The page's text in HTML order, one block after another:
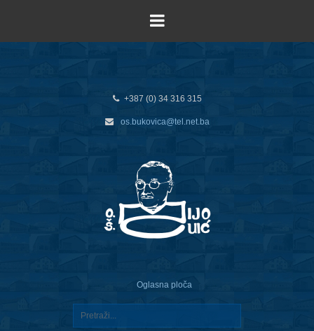
+387 (0) 34 316 315
os.bukovica@tel.net.ba
Oglasna ploča